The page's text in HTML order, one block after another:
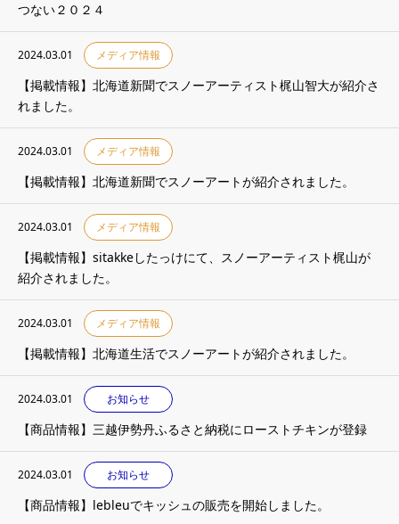
つない２０２４
2024.03.01 メディア情報
【掲載情報】北海道新聞でスノーアーティスト梶山智大が紹介さ
れました。
2024.03.01 メディア情報
【掲載情報】北海道新聞でスノーアートが紹介されました。
2024.03.01 メディア情報
【掲載情報】sitakkeしたっけにて、スノーアーティスト梶山が
紹介されました。
2024.03.01 メディア情報
【掲載情報】北海道生活でスノーアートが紹介されました。
2024.03.01 お知らせ
【商品情報】三越伊勢丹ふるさと納税にローストチキンが登録
2024.03.01 お知らせ
【商品情報】lebleuでキッシュの販売を開始しました。